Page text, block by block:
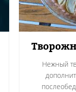
Нежный